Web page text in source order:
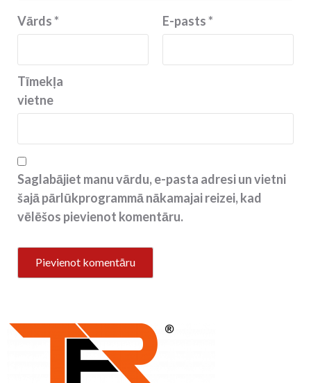
Vārds* E-pasts*
Tīmekļa
vietne
Saglabājiet manu vārdu, e-pasta adresi un vietni
šajā pārlūkprogrammā nākamajai reizei, kad
vēlēšos pievienot komentāru.